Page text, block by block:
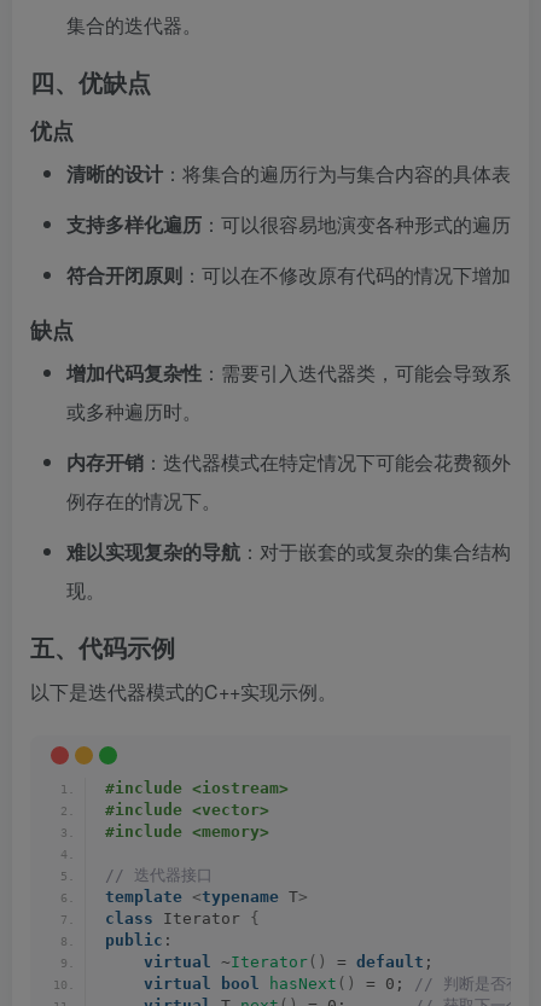
集合的迭代器。
四、优缺点
优点
清晰的设计 ：将集合的遍历行为与集合内容的具体表
支持多样化遍历 ：可以很容易地演变各种形式的遍历
符合开闭原则 ：可以在不修改原有代码的情况下增加
缺点
增加代码复杂性 ：需要引入迭代器类，可能会导致系
或多种遍历时。
内存开销 ：迭代器模式在特定情况下可能会花费额外
例存在的情况下。
难以实现复杂的导航 ：对于嵌套的或复杂的集合结构
现。
五、代码示例
以下是迭代器模式的C++实现示例。
#include <iostream>
#include <vector>
#include <memory>
// 迭代器接口
template <typename T>
class Iterator {
public :
virtual ~Iterator () = default ;
virtual
bool hasNext () = 0;
// 判断是否有下